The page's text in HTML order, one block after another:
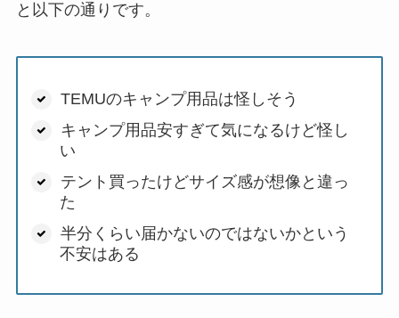
と以下の通りです。
TEMUのキャンプ用品は怪しそう
キャンプ用品安すぎて気になるけど怪し
い
テント買ったけどサイズ感が想像と違っ
た
半分くらい届かないのではないかという
不安はある